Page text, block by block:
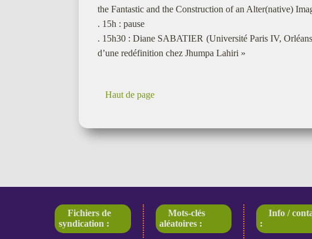
the Fantastic and the Construction of an Alter(native)
. 15h : pause
. 15h30 : Diane SABATIER (Université Paris IV,
d’une redéfinition chez Jhumpa Lahiri »
Haut de page
Fichiers de
syndication :
Mots-clés
aléatoires :
Info /
: